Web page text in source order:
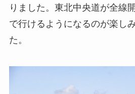
りました。東北中央道が全線
で行けるようになるのが楽し
た。